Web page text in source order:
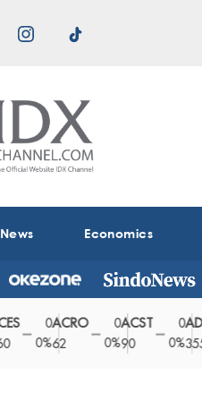
News Economics
0
0%
ACRO
62
0
ACST
90
0
ADES
35550